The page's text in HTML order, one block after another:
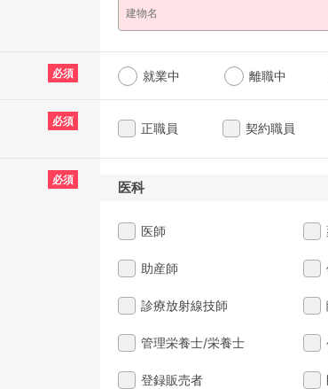
必須 就業中 離職中
必須 正職員 契約職員
必須 医科
医師
助産師
診療放射線技師
管理栄養士/栄養士
登録販売者